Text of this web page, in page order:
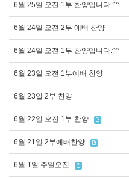
6월 25일 오전 1부 찬양입니다.^^
6월 24일 오전 2부 예배 찬양
6월 24일 오전 1부 찬양입니다.^^
6월 23일 오전 1부예배 찬양
6월 23일 2부 찬양
6월 22일 오전 1부 찬양
6월 21일 2부예배찬양
6월 1일 주일오전